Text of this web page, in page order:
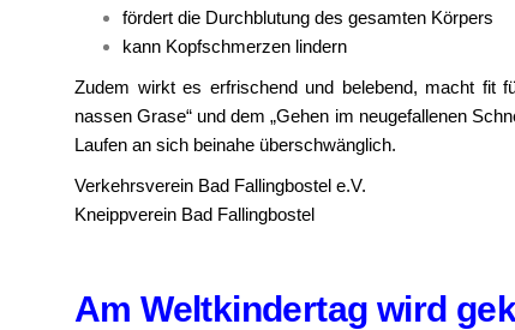
fördert die Durchblutung des gesamten Körpers
kann Kopfschmerzen lindern
Zudem wirkt es erfrischend und belebend, macht fit
nassen Grase“ und dem „Gehen im neugefallenen
Laufen an sich beinahe überschwänglich.
Verkehrsverein Bad Fallingbostel e.V.
Kneippverein Bad Fallingbostel
Am Weltkindertag wird